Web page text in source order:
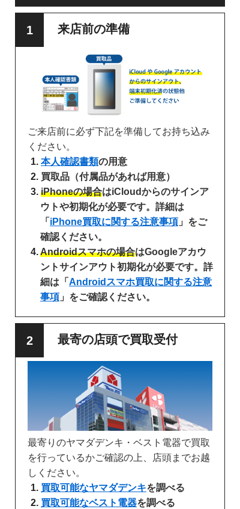
来店前の準備
ご来店前に必ず下記を準備してお持ち込み
ください。
本人確認書類の用意
買取品（付属品があれば用意）
iPhoneの場合はiCloudからのサインア
ウトや初期化が必要です。詳細は
「 iPhone買取に関する注意事項 」をご
確認ください。
Androidスマホの場合はGoogleアカウ
ントサインアウト初期化が必要です。詳
細は「 Androidスマホ買取に関する注意
事項 」をご確認ください。
最寄の店頭で買取受付
最寄りのヤマダデンキ・ベスト電器で買取
を行っているかご確認の上、店頭までお越
しください。
買取可能なヤマダデンキを調べる
買取可能なベスト電器を調べる